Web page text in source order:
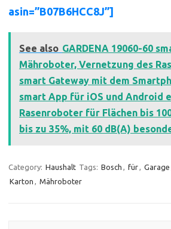
asin=”B07B6HCC8J”]
See also GARDENA 19060-60
Mähroboter, Vernetzung des
smart Gateway mit dem
smart App für iOS und Android
Rasenroboter für Flächen bis
bis zu 35%, mit 60 dB(A)
Category: Haushalt Tags: Bosch für Garage
Karton
Mähroboter